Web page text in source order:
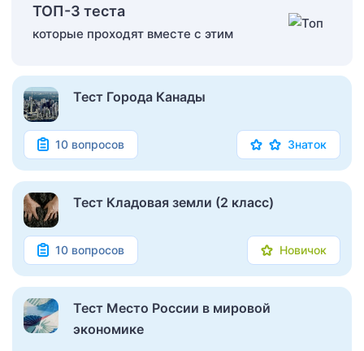
ТОП-3 теста
которые проходят вместе с этим
Тест Города Канады
10 вопросов Знаток
Тест Кладовая земли (2 класс)
10 вопросов Новичок
Тест Место России в мировой
экономике